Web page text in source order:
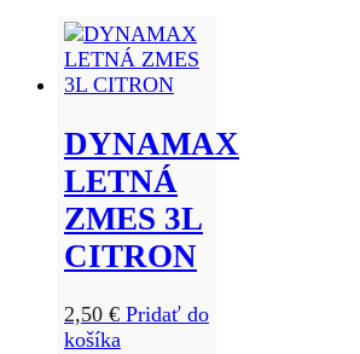
DYNAMAX
LETNÁ
ZMES 3L
CITRON
2,50 € Pridať do
košíka